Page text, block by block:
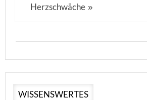
Herzschwäche »
WISSENSWERTES